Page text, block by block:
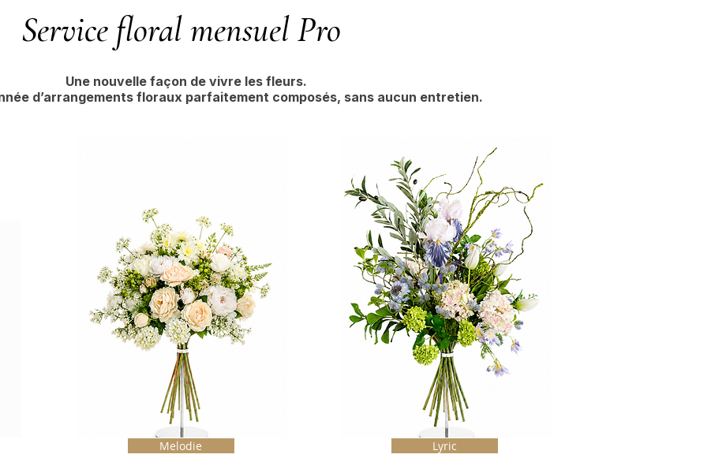
Service floral mensuel Pro
Une nouvelle façon de vivre les fleurs.
d’arrangements floraux parfaitement composés, sans aucun entretien.
Melodie Lyric